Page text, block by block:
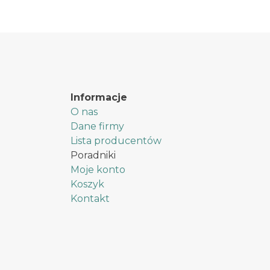
Informacje
O nas
Dane firmy
Lista producentów
Poradniki
Moje konto
Koszyk
Kontakt